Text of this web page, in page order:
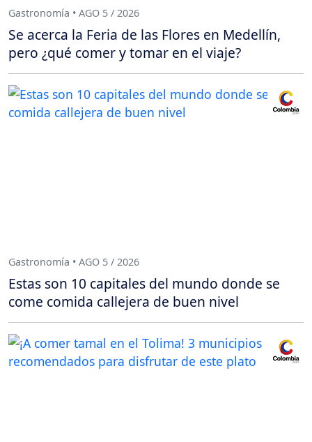
Gastronomía • AGO 5 / 2026
Se acerca la Feria de las Flores en Medellín,
pero ¿qué comer y tomar en el viaje?
Gastronomía • AGO 5 / 2026
Estas son 10 capitales del mundo donde se
come comida callejera de buen nivel